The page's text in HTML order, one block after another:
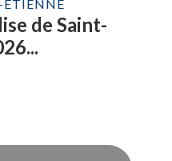
ETIENNE
de Saint-